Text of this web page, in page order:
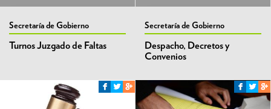
Secretaría de Gobierno
Turnos Juzgado de Faltas
Secretaría de Gobierno
Despacho, Decretos y
Convenios